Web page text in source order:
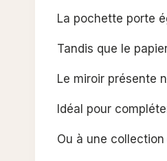
La pochette porte
Tandis que le
Le miroir présente
Idéal pour
Ou à une